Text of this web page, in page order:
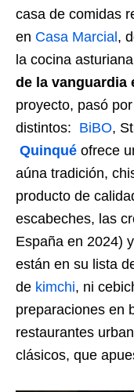
casa de comidas
en Casa Marcial,
la cocina
de la vanguardia
proyecto, pasó
distintos: BiBO,
Quinqué ofrece
aúna tradición,
producto de
escabeches, las
España en 2024)
están en su lista
de kimchi, ni
preparaciones en
restaurantes
clásicos, que